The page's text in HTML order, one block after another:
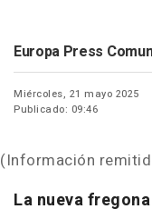
Europa Press
Miércoles, 21 mayo 2025
Publicado: 09:46
(Información
La nueva